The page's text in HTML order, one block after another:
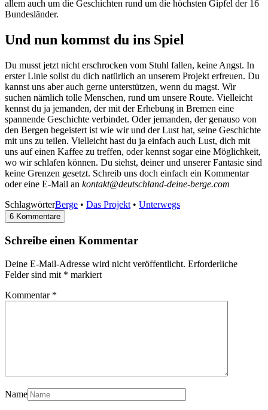
allem auch um die Geschichten rund um die höchsten Gipfel der 16
Bundesländer.
Und nun kommst du ins Spiel
Du musst jetzt nicht erschrocken vom Stuhl fallen, keine Angst. In
erster Linie sollst du dich natürlich an unserem Projekt erfreuen. Du
kannst uns aber auch gerne unterstützen, wenn du magst. Wir
suchen nämlich tolle Menschen, rund um unsere Route. Vielleicht
kennst du ja jemanden, der mit der Erhebung in Bremen eine
spannende Geschichte verbindet. Oder jemanden, der genauso von
den Bergen begeistert ist wie wir und der Lust hat, seine Geschichte
mit uns zu teilen. Vielleicht hast du ja einfach auch Lust, dich mit
uns auf einen Kaffee zu treffen, oder kennst sogar eine Möglichkeit,
wo wir schlafen können. Du siehst, deiner und unserer Fantasie sind
keine Grenzen gesetzt. Schreib uns doch einfach ein Kommentar
oder eine E-Mail an kontakt@deutschland-deine-berge.com
SchlagwörterBerge • Das Projekt • Unterwegs
6 Kommentare
Schreibe einen Kommentar
Deine E-Mail-Adresse wird nicht veröffentlicht. Erforderliche
Felder sind mit * markiert
Kommentar *
Name